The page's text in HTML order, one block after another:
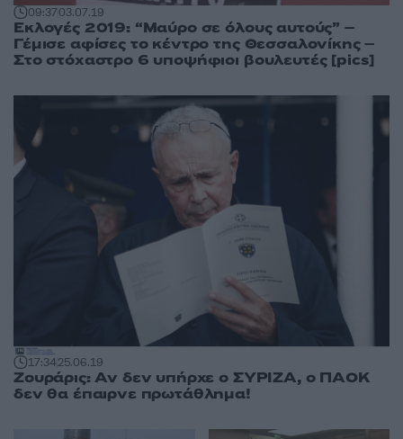
09:3703.07.19
Εκλογές 2019: “Μαύρο σε όλους αυτούς” –
Γέμισε αφίσες το κέντρο της Θεσσαλονίκης –
Στο στόχαστρο 6 υποψήφιοι βουλευτές [pics]
17:3425.06.19
Ζουράρις: Αν δεν υπήρχε ο ΣΥΡΙΖΑ, ο ΠΑΟΚ
δεν θα έπαιρνε πρωτάθλημα!